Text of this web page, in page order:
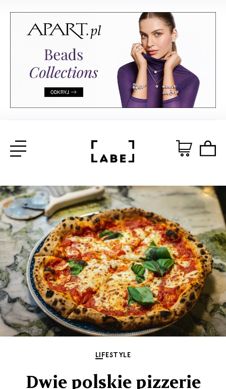
LIFESTYLE
Dwie polskie pizzerie